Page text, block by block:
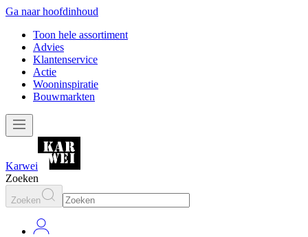
Ga naar hoofdinhoud
Toon hele assortiment
Advies
Klantenservice
Actie
Wooninspiratie
Bouwmarkten
Karwei
Zoeken
Zoeken